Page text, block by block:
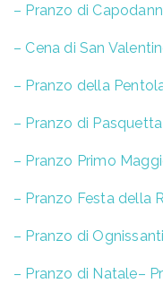
– Pranzo di
– Cena di San
– Pranzo della
– Pranzo di Pasquetta
– Pranzo Primo
– Pranzo Festa della
– Pranzo di Ognissanti
– Pranzo di Natale–